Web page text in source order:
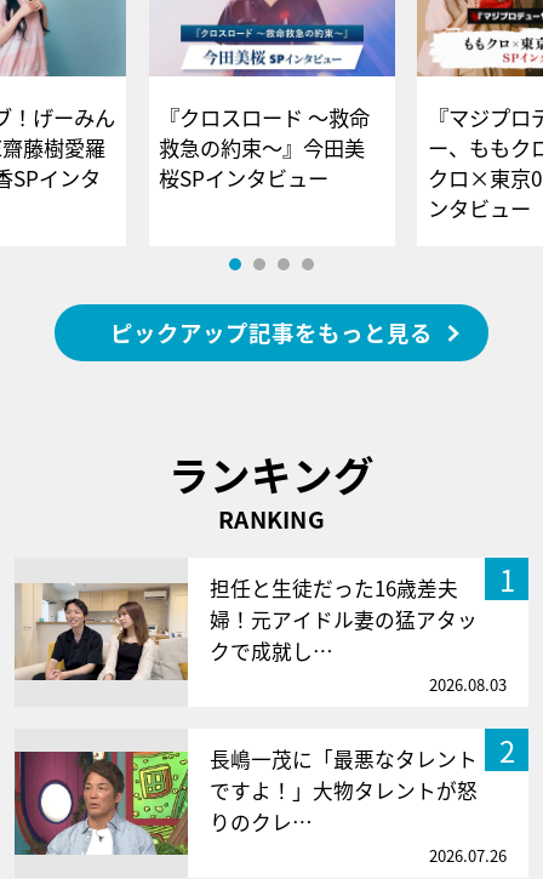
！げーみん
藤樹愛羅
SPインタ
『クロスロード ～救命
救急の約束～』今田美
桜SPインタビュー
『マジプロ
ー、ももク
クロ×東京
ンタビュー
ピックアップ記事をもっと見る
ランキング
RANKING
1
担任と生徒だった16歳差夫
婦！元アイドル妻の猛アタッ
クで成就し…
2026.08.03
2
長嶋一茂に「最悪なタレント
ですよ！」大物タレントが怒
りのクレ…
2026.07.26